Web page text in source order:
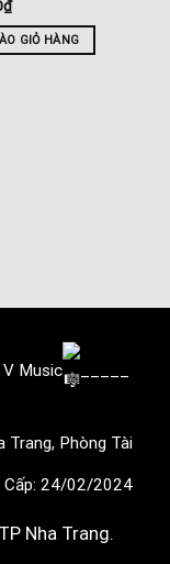
₫
GIỎ HÀNG
V Music
Trang, Phòng Tài
Cấp: 24/02/2024
Nha Trang.